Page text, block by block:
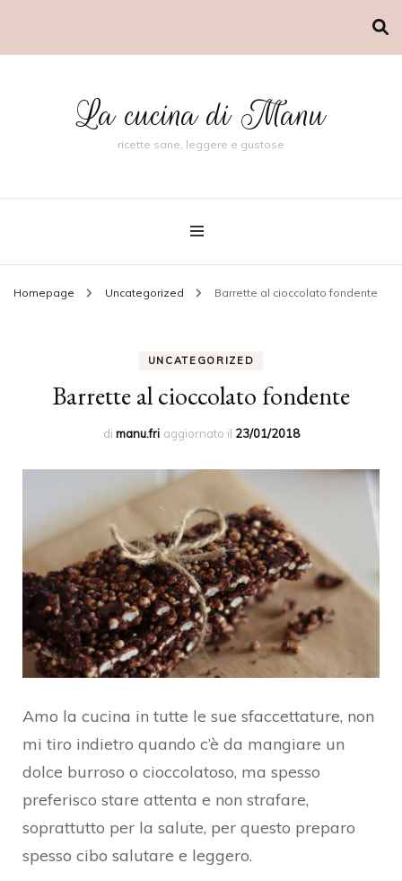
La cucina di Manu
ricette sane, leggere e gustose
Homepage Uncategorized Barrette al cioccolato fondente
UNCATEGORIZED
Barrette al cioccolato fondente
di manu.fri aggiornato il 23/01/2018
Amo la cucina in tutte le sue sfaccettature, non
mi tiro indietro quando c’è da mangiare un
dolce burroso o cioccolatoso, ma spesso
preferisco stare attenta e non strafare,
soprattutto per la salute, per questo preparo
spesso cibo salutare e leggero.